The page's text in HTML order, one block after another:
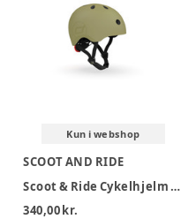
Kun i webshop
SCOOT AND RIDE
Scoot & Ride Cykelhjelm S/M - Olive
340,00 kr.